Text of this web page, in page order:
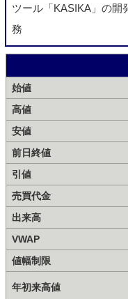
ツール「KASIKA」の開
務
始値
高値
安値
前日終値
引値
売買代金
出来高
VWAP
値幅制限
年初来高値